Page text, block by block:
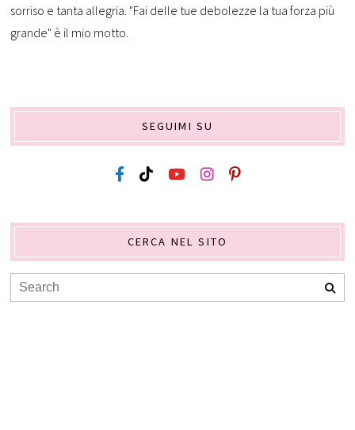
sorriso e tanta allegria. "Fai delle tue debolezze la tua forza più
grande" è il mio motto.
SEGUIMI SU
CERCA NEL SITO